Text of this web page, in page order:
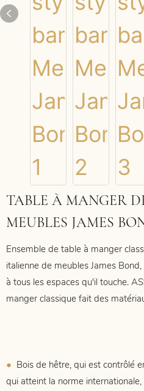
TABLE À MANGER
MEUBLES JAMES
Ensemble de table à manger
italienne de meubles James
à tous les espaces qu'il touche.
manger classique fait des
● Bois de hêtre, qui est contrôlé
qui atteint la norme